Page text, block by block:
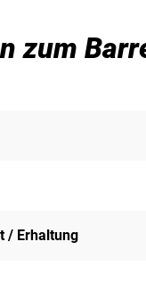
zum
/ Erhaltung